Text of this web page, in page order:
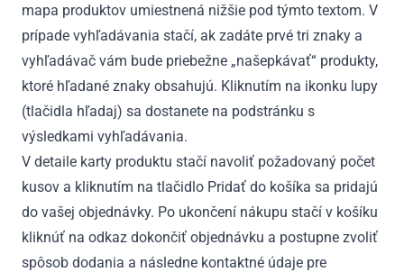
mapa produktov umiestnená nižšie pod týmto textom. V
prípade vyhľadávania stačí, ak zadáte prvé tri znaky a
vyhľadávač vám bude priebežne „našepkávať“ produkty,
ktoré hľadané znaky obsahujú. Kliknutím na ikonku lupy
(tlačidla hľadaj) sa dostanete na podstránku s
výsledkami vyhľadávania.
V detaile karty produktu stačí navoliť požadovaný počet
kusov a kliknutím na tlačidlo Pridať do košíka sa pridajú
do vašej objednávky. Po ukončení nákupu stačí v košíku
kliknúť na odkaz dokončiť objednávku a postupne zvoliť
spôsob dodania a následne kontaktné údaje pre